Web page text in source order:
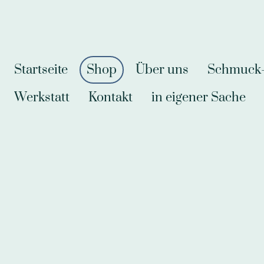
Startseite Shop Über uns
Werkstatt
Kontakt in eigener Sache